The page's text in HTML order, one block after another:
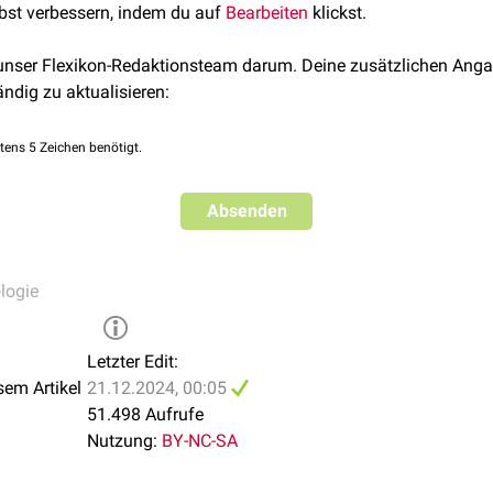
substanzspezifischen Nebenwirkungen zunehmend
Verringerung dermyokardialen
Übelkeit und Erbrechen (
nicht mehr im Handel und hat als Narkotikum an Bedeutung
bessere pharmakologische Eigenschaften besitzen.
geringen kardiovaskulären Sicherheitsbreite nicht mehr
Verwendung.
verbessern, indem du auf Bearbeiten klickst.
Flexikon-Redaktionsteam darum. Deine zusätzlichen
zu aktualisieren:
5 Zeichen benötigt.
Absenden
Artikel
Letzter Edit:
21.12.2024, 00:05
51.498 Aufrufe
Nutzung: BY-NC-SA